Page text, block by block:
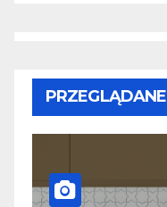
PRZEGLĄDANE